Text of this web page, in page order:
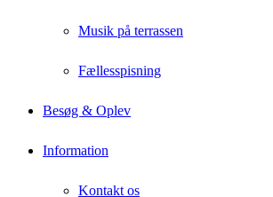
Musik på terrassen
Fællesspisning
Besøg & Oplev
Information
Kontakt os